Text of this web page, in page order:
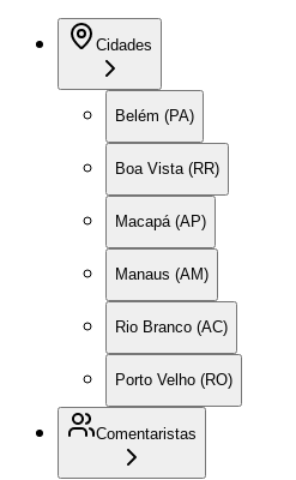
Cidades
Belém (PA)
Boa Vista (RR)
Macapá (AP)
Manaus (AM)
Rio Branco (AC)
Porto Velho (RO)
Comentaristas